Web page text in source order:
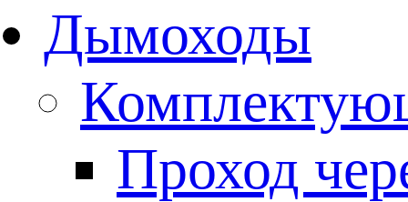
Дымоходы
Проход